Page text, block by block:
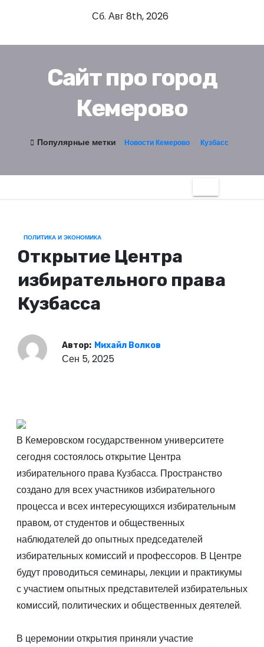
д
Сб. Авг 8th, 2026
Сайт про город
Кемерово
Популярные метки Новости Кемерово Кузбасс
ПОЛИТИКА И ЭКОНОМИКА
Открытие Центра
избирательного права
Кузбасса
Автор: Михайл Волков
Сен 5, 2025
В Кемеровском государственном университете
сегодня состоялось открытие Центра
избирательного права Кузбасса. Пространство
создано для всех участников избирательного
процесса и всех интересующихся избирательным
правом, от студентов и общественных
наблюдателей до опытных председателей
избирательных комиссий и профессоров. В Центре
будут проводиться семинары, лекции и практикумы
с участием опытных представителей избирательных
комиссий, политических и общественных деятелей.
В церемонии открытия приняли участие